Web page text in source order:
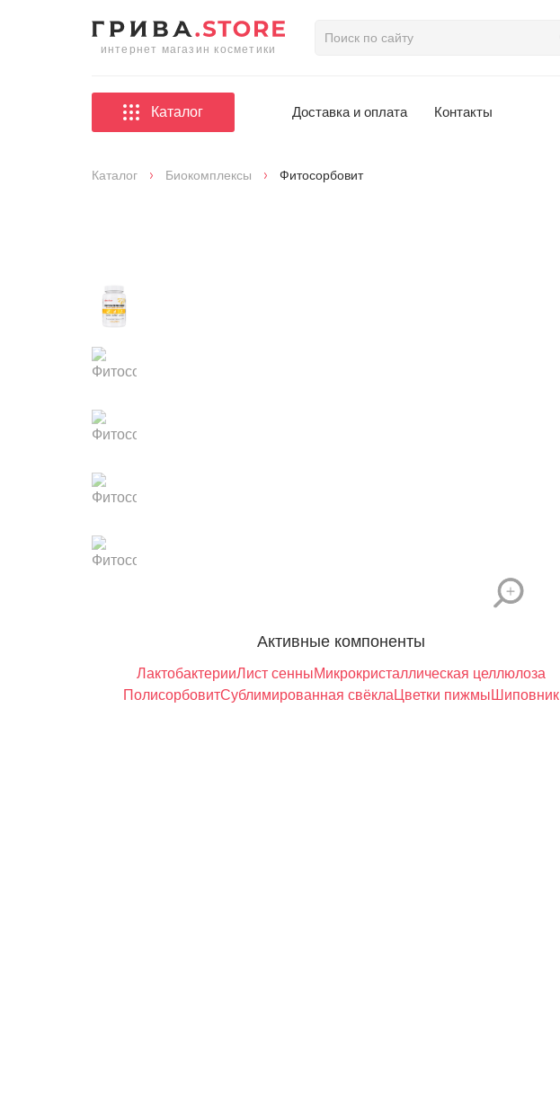
интернет магазин косметики
Каталог Доставка и оплата Контакты
Каталог Биокомплексы Фитосорбовит
Активные компоненты
ЛактобактерииЛист сенныМикрокристаллическая целлюлоза
ПолисорбовитСублимированная свёкла Цветки пижмы Шиповник